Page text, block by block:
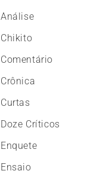
Análise
Chikito
Comentário
Crônica
Curtas
Doze Críticos
Enquete
Ensaio